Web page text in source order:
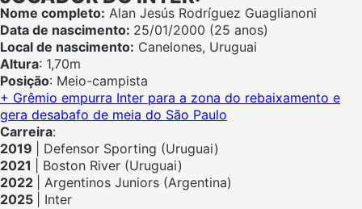
Nome completo: Alan Jesús Rodríguez Guaglianoni
Data de nascimento: 25/01/2000 (25 anos)
Local de nascimento: Canelones, Uruguai
Altura: 1,70m
Posição: Meio-campista
+ Grêmio empurra Inter para a zona do rebaixamento e
gera desabafo de meia do São Paulo
Carreira:
2019
| Defensor Sporting (Uruguai)
2021
| Boston River (Uruguai)
2022
| Argentinos Juniors (Argentina)
2025
| Inter